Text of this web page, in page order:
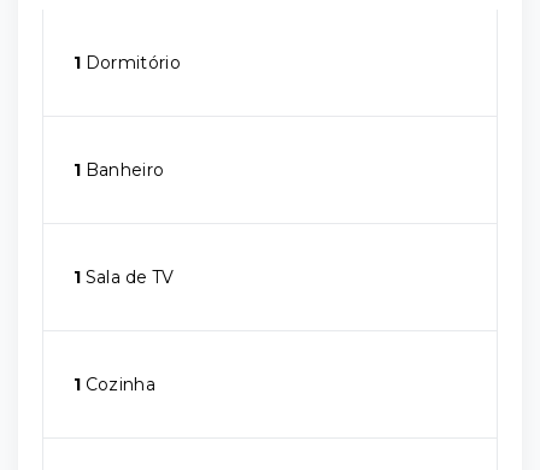
1 Dormitório
1 Banheiro
1 Sala de TV
1 Cozinha